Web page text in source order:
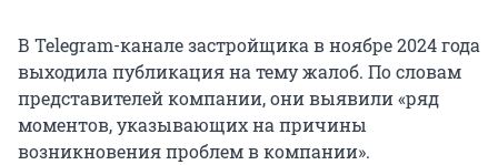
В Telegram-канале застройщика в ноябре 2024 года
выходила публикация на тему жалоб. По словам
представителей компании, они выявили «ряд
моментов, указывающих на причины
возникновения проблем в компании».